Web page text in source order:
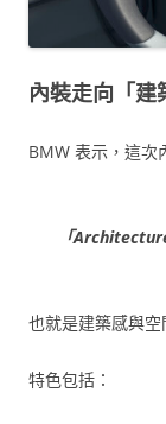
內裝走向「建
BMW 表示，這次
「
也就是建築感與空
特色包括：